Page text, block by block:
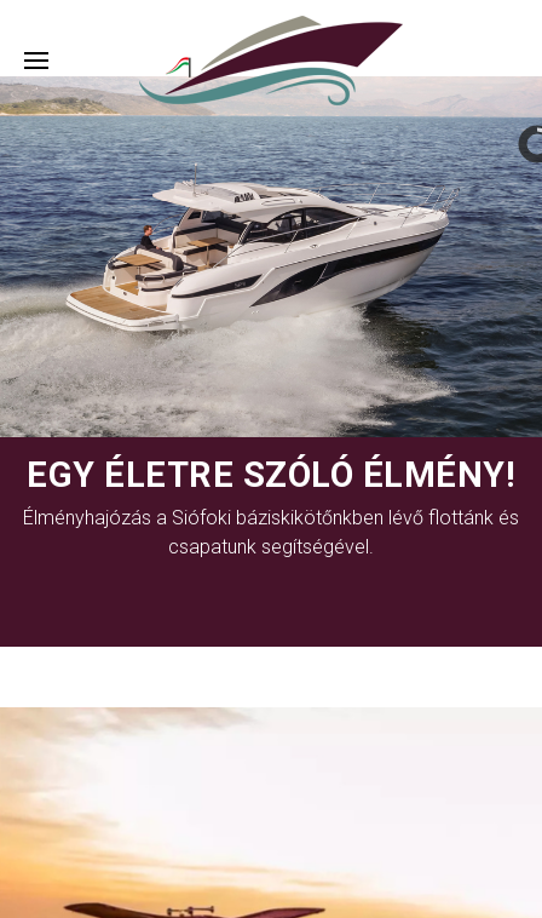
EGY ÉLETRE SZÓLÓ ÉLMÉNY!
Élményhajózás a Siófoki báziskikötőnkben lévő flottánk és
csapatunk segítségével.